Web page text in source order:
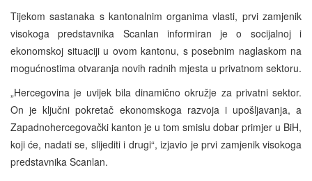
Tijekom sastanaka s kantonalnim organima vlasti, prvi zamjenik
visokoga predstavnika Scanlan informiran je o socijalnoj i
ekonomskoj situaciji u ovom kantonu, s posebnim naglaskom na
mogućnostima otvaranja novih radnih mjesta u privatnom sektoru.
„Hercegovina je uvijek bila dinamično okružje za privatni sektor.
On je ključni pokretač ekonomskoga razvoja i upošljavanja, a
Zapadnohercegovački kanton je u tom smislu dobar primjer u BiH,
koji će, nadati se, slijediti i drugi“, izjavio je prvi zamjenik visokoga
predstavnika Scanlan.